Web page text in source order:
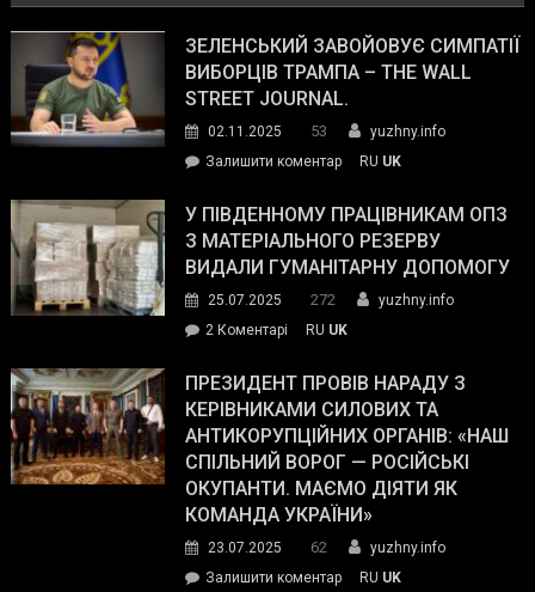
ЗЕЛЕНСЬКИЙ ЗАВОЙОВУЄ СИМПАТІЇ
ВИБОРЦІВ ТРАМПА – THE WALL
STREET JOURNAL.
02.11.2025 53
yuzhny.info
Залишити коментарon
завойовує
симпатії
виборців
The
Street
Journal.
RU UK
У ПІВДЕННОМУ ПРАЦІВНИКАМ ОПЗ
З МАТЕРІАЛЬНОГО РЕЗЕРВУ
ВИДАЛИ ГУМАНІТАРНУ ДОПОМОГУ
25.07.2025 272
yuzhny.info
2 Коментарі
Південному
працівникам
ОПЗ
з
матеріального
резерву
гуманітарну
допомогу
RU UK
ПРЕЗИДЕНТ ПРОВІВ НАРАДУ З
КЕРІВНИКАМИ СИЛОВИХ ТА
АНТИКОРУПЦІЙНИХ ОРГАНІВ: «НАШ
СПІЛЬНИЙ ВОРОГ — РОСІЙСЬКІ
ОКУПАНТИ. МАЄМО ДІЯТИ ЯК
КОМАНДА УКРАЇНИ»
23.07.2025 62
yuzhny.info
Залишити коментарon
RU UK